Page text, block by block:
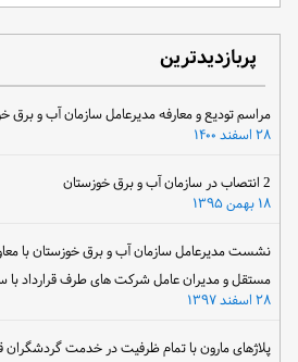
پربازدیدترین
مراسم تودیع و معارفه مدیرعامل سازمان آب و برق
۲۸ اسفند ۱۴۰۰
۱۸ بهمن ۱۳۹۵
نشست مدیرعامل سازمان آب و برق خوزستان با
مستقل و مدیران عامل شرکت های طرف قرارداد با
۲۸ اسفند ۱۳۹۷
پلاژهای مارون با تمام ظرفیت در خدمت گردشگران